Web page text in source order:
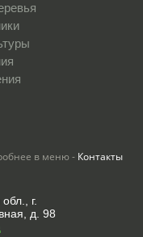
в меню - Контакты
г.
д. 98